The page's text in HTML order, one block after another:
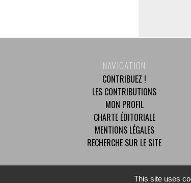
NAVIGATION
CONTRIBUEZ !
LES CONTRIBUTIONS
MON PROFIL
CHARTE ÉDITORIALE
MENTIONS LÉGALES
RECHERCHE SUR LE SITE
© 2025 Mouvement Démocrate - Tous droits
This site uses